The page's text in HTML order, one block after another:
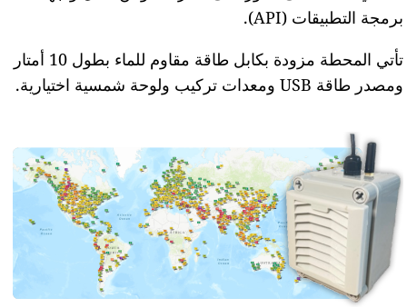
برمجة التطبيقات (API).
تأتي المحطة مزودة بكابل طاقة مقاوم للماء بطول 10 أمتار
ومصدر طاقة USB ومعدات تركيب ولوحة شمسية اختيارية.